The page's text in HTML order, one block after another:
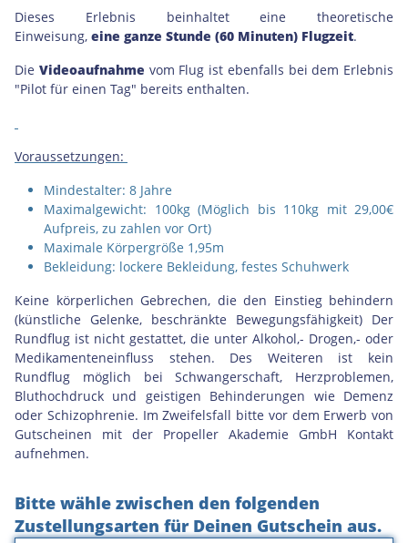
Dieses Erlebnis beinhaltet eine theoretische
Einweisung, eine ganze Stunde (60 Minuten) Flugzeit.
Die Videoaufnahme vom Flug ist ebenfalls bei dem Erlebnis
"Pilot für einen Tag" bereits enthalten.
Voraussetzungen:
Mindestalter: 8 Jahre
Maximalgewicht: 100kg (Möglich bis 110kg mit 29,00€
Aufpreis, zu zahlen vor Ort)
Maximale Körpergröße 1,95m
Bekleidung: lockere Bekleidung, festes Schuhwerk
Keine körperlichen Gebrechen, die den Einstieg behindern
(künstliche Gelenke, beschränkte Bewegungsfähigkeit) Der
Rundflug ist nicht gestattet, die unter Alkohol,- Drogen,- oder
Medikamenteneinfluss stehen. Des Weiteren ist kein
Rundflug möglich bei Schwangerschaft, Herzproblemen,
Bluthochdruck und geistigen Behinderungen wie Demenz
oder Schizophrenie. Im Zweifelsfall bitte vor dem Erwerb von
Gutscheinen mit der Propeller Akademie GmbH Kontakt
aufnehmen.
Bitte wähle zwischen den folgenden
Zustellungsarten für Deinen Gutschein aus.